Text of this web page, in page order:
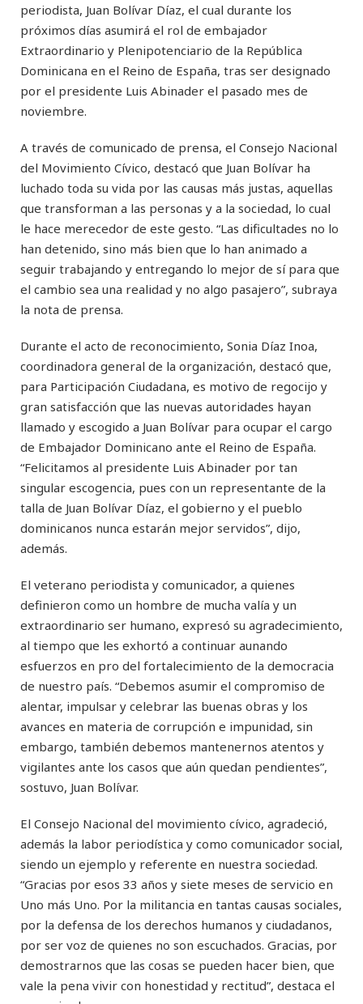
periodista, Juan Bolívar Díaz, el cual durante los
próximos días asumirá el rol de embajador
Extraordinario y Plenipotenciario de la República
Dominicana en el Reino de España, tras ser designado
por el presidente Luis Abinader el pasado mes de
noviembre.
A través de comunicado de prensa, el Consejo Nacional
del Movimiento Cívico, destacó que Juan Bolívar ha
luchado toda su vida por las causas más justas, aquellas
que transforman a las personas y a la sociedad, lo cual
le hace merecedor de este gesto. “Las dificultades no lo
han detenido, sino más bien que lo han animado a
seguir trabajando y entregando lo mejor de sí para que
el cambio sea una realidad y no algo pasajero”, subraya
la nota de prensa.
Durante el acto de reconocimiento, Sonia Díaz Inoa,
coordinadora general de la organización, destacó que,
para Participación Ciudadana, es motivo de regocijo y
gran satisfacción que las nuevas autoridades hayan
llamado y escogido a Juan Bolívar para ocupar el cargo
de Embajador Dominicano ante el Reino de España.
“Felicitamos al presidente Luis Abinader por tan
singular escogencia, pues con un representante de la
talla de Juan Bolívar Díaz, el gobierno y el pueblo
dominicanos nunca estarán mejor servidos”, dijo,
además.
El veterano periodista y comunicador, a quienes
definieron como un hombre de mucha valía y un
extraordinario ser humano, expresó su agradecimiento,
al tiempo que les exhortó a continuar aunando
esfuerzos en pro del fortalecimiento de la democracia
de nuestro país. “Debemos asumir el compromiso de
alentar, impulsar y celebrar las buenas obras y los
avances en materia de corrupción e impunidad, sin
embargo, también debemos mantenernos atentos y
vigilantes ante los casos que aún quedan pendientes”,
sostuvo, Juan Bolívar.
El Consejo Nacional del movimiento cívico, agradeció,
además la labor periodística y como comunicador social,
siendo un ejemplo y referente en nuestra sociedad.
“Gracias por esos 33 años y siete meses de servicio en
Uno más Uno. Por la militancia en tantas causas sociales,
por la defensa de los derechos humanos y ciudadanos,
por ser voz de quienes no son escuchados. Gracias, por
demostrarnos que las cosas se pueden hacer bien, que
vale la pena vivir con honestidad y rectitud”, destaca el